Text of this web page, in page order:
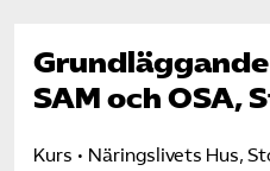
SAM och OSA,
Kurs
Näringslivets Hus,